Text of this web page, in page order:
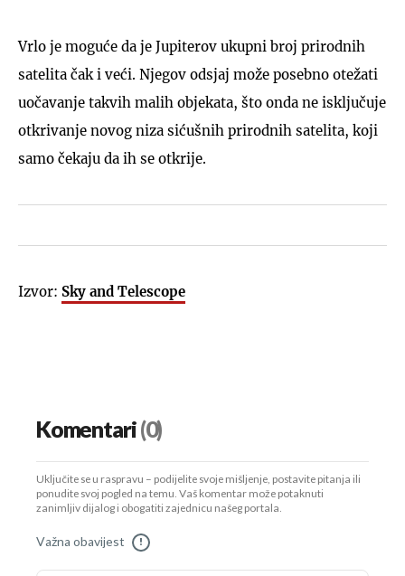
Vrlo je moguće da je Jupiterov ukupni broj prirodnih
satelita čak i veći. Njegov odsjaj može posebno otežati
uočavanje takvih malih objekata, što onda ne isključuje
otkrivanje novog niza sićušnih prirodnih satelita, koji
samo čekaju da ih se otkrije.
Izvor: Sky and Telescope
Komentari(0)
Uključite se u raspravu – podijelite svoje mišljenje, postavite pitanja ili
ponudite svoj pogled na temu. Vaš komentar može potaknuti
zanimljiv dijalog i obogatiti zajednicu našeg portala.
Važna obavijest !